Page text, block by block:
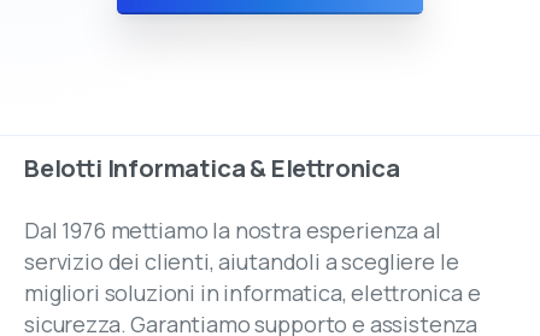
Belotti Informatica&Elettronica
Dal 1976 mettiamo la nostra esperienza al
servizio dei clienti, aiutandoli a scegliere le
migliori soluzioni in informatica, elettronica e
sicurezza. Garantiamo supporto e assistenza